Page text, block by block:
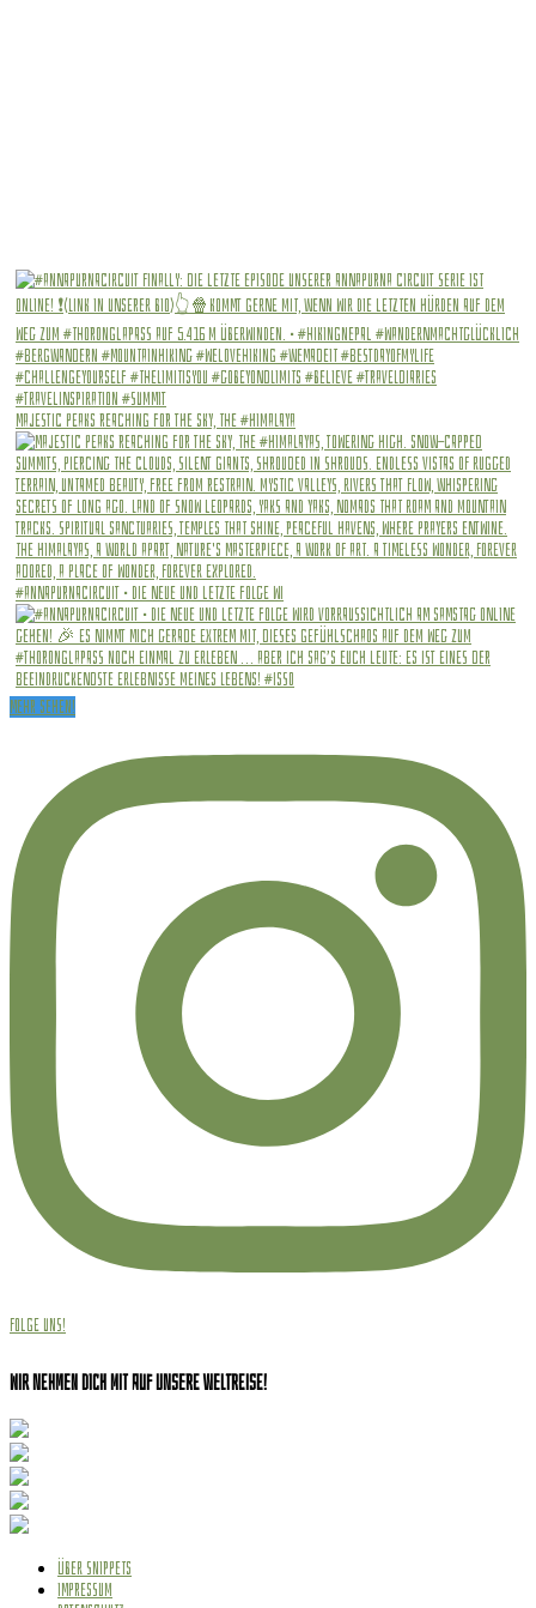
Majestic peaks reaching for the sky, The #Himalaya
#annapurnacircuit • Die Neue und letzte Folge wi
Mehr sehen!
Folge uns!
Wir nehmen dich mit auf unsere Weltreise!
ÜBER SNIPPETS
IMPRESSUM